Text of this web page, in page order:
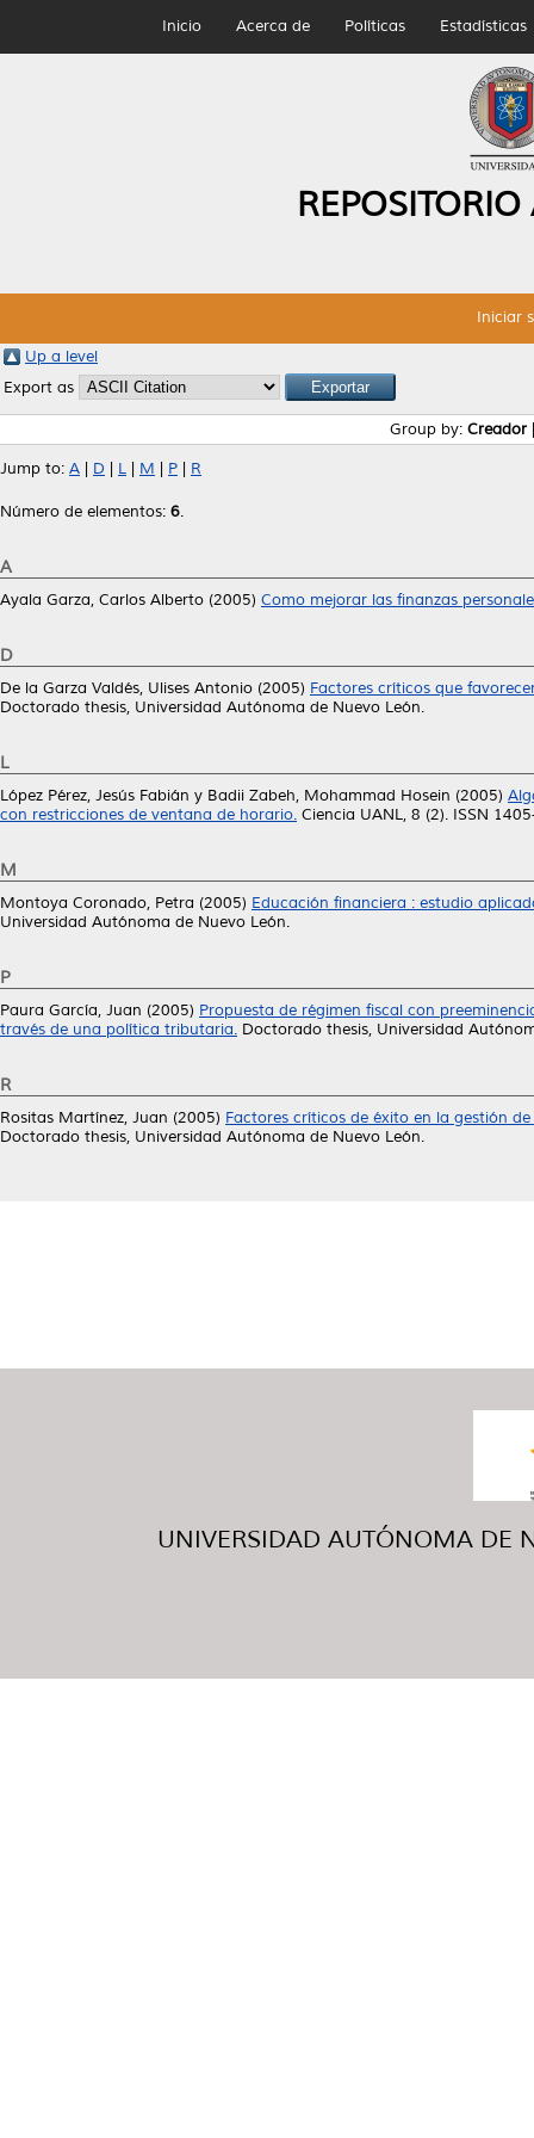
Inicio Acerca de Políticas Estadísticas
Iniciar
Up a level
Export as
Group by: Creador
Jump to: A D L M P R
Número de elementos: 6.
A
Ayala Garza, Carlos Alberto (2005) Como mejorar las finanzas
D
De la Garza Valdés, Ulises Antonio (2005) Factores críticos que
Doctorado thesis, Universidad Autónoma de Nuevo León.
L
López Pérez, Jesús Fabián y Badii Zabeh, Mohammad Hosein (2005)
con restricciones de ventana de horario. Ciencia UANL, 8 (2). ISSN
M
Montoya Coronado, Petra (2005) Educación financiera : estudio
Universidad Autónoma de Nuevo León.
P
Paura García, Juan (2005) Propuesta de régimen fiscal con
través de una política tributaria. Doctorado thesis, Universidad
R
Rositas Martínez, Juan (2005) Factores críticos de éxito en la gestión
Doctorado thesis, Universidad Autónoma de Nuevo León.
UNIVERSIDAD AUTÓNOMA DE